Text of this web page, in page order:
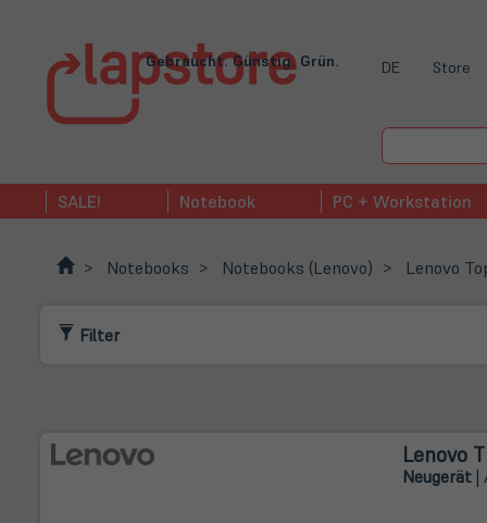
Gebraucht. Günstig. Grün. DE Store
SALE! Notebook PC + Workstation
Notebooks Notebooks (Lenovo) Lenovo
Filter
Lenovo
Neugerät|